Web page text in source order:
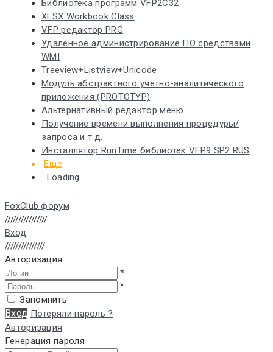
Библиотека программ VFP2C32
XLSX Workbook Class
VFP редактор PRG
Удаленное администрирование ПО средствами
WMI
Treeview+Listview+Unicode
Модуль абстрактного учётно-аналитического
приложения (PROTOTYP)
Альтернативный редактор меню
Получение времени выполнения процедуры/
запроса и т.д.
Инсталлятор RunTime библиотек VFP9 SP2 RUS
Еще
Loading...
FoxClub форум
////////////////
Вход
///////////////
Авторизация
*
*
Запомнить
Вход Потеряли пароль ?
Авторизация
Генерация пароля